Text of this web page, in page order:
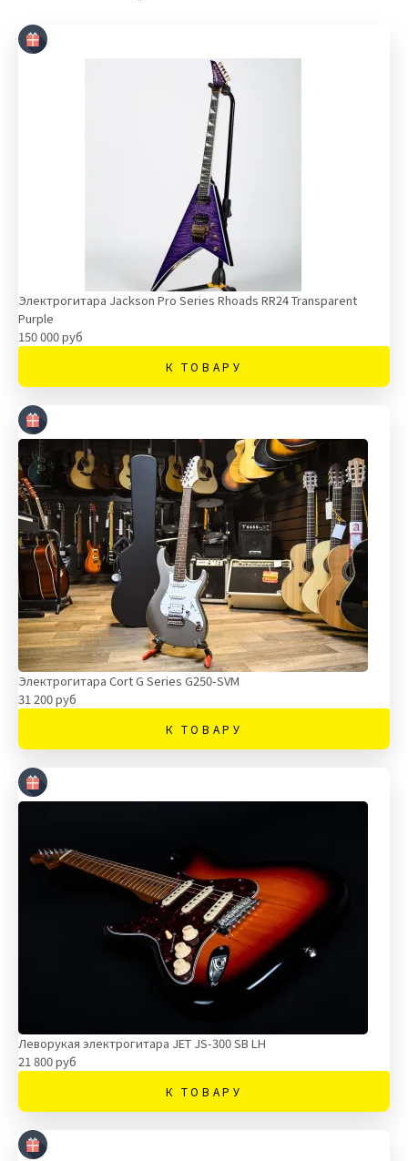
Электрогитара Jackson Pro Series Rhoads RR24 Transparent
Purple
150 000 руб
К ТОВАРУ
Электрогитара Cort G Series G250-SVM
31 200 руб
К ТОВАРУ
Леворукая электрогитара JET JS-300 SB LH
21 800 руб
К ТОВАРУ